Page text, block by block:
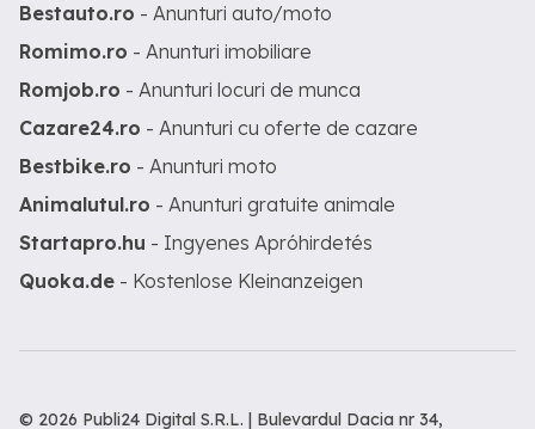
Bestauto.ro - Anunturi auto/moto
Romimo.ro - Anunturi imobiliare
Romjob.ro - Anunturi locuri de munca
Cazare24.ro - Anunturi cu oferte de cazare
Bestbike.ro - Anunturi moto
Animalutul.ro - Anunturi gratuite animale
Startapro.hu - Ingyenes Apróhirdetés
Quoka.de - Kostenlose Kleinanzeigen
© 2026 Publi24 Digital S.R.L. | Bulevardul Dacia nr 34,